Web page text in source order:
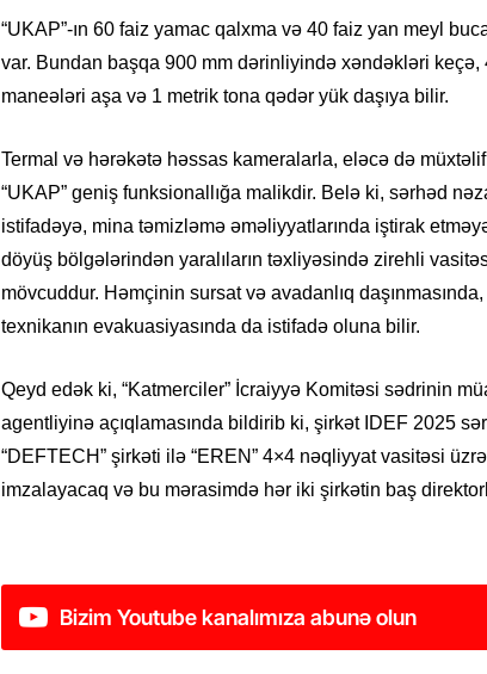
“UKAP”-ın 60 faiz yamac qalxma və 40 faiz yan meyl
var. Bundan başqa 900 mm dərinliyində xəndəkləri
maneələri aşa və 1 metrik tona qədər yük daşıya bilir.
Termal və hərəkətə həssas kameralarla, eləcə də
“UKAP” geniş funksionallığa malikdir. Belə ki, sərhəd
istifadəyə, mina təmizləmə əməliyyatlarında iştirak
döyüş bölgələrindən yaralıların təxliyəsində zirehli
mövcuddur. Həmçinin sursat və avadanlıq
texnikanın evakuasiyasında da istifadə oluna bilir.
Qeyd edək ki, “Katmerciler” İcraiyyə Komitəsi sədrinin
agentliyinə açıqlamasında bildirib ki, şirkət IDEF 2025
“DEFTECH” şirkəti ilə “EREN” 4×4 nəqliyyat vasitəsi
imzalayacaq və bu mərasimdə hər iki şirkətin baş
Bizim Youtube kanalımıza abunə olun